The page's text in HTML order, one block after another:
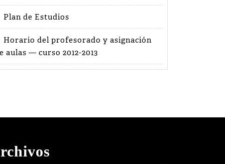
Plan de Estudios
Horario del profesorado y asignación
aulas — curso 2012-2013